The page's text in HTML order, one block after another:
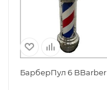
БарберПул 6 BBarber